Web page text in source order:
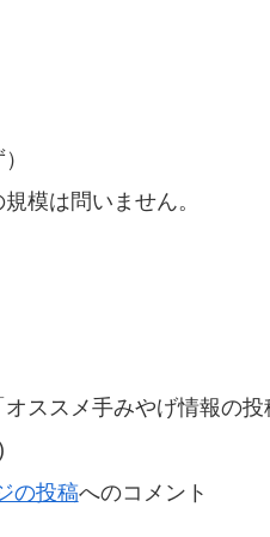
模は問いません。
ススメ手みやげ情報の投
の投稿へのコメント